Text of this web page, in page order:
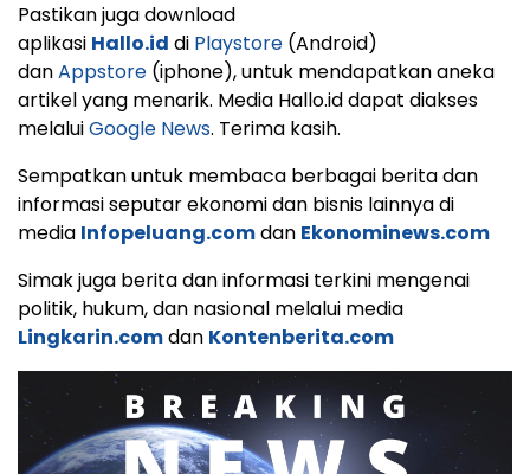
Pastikan juga download
aplikasi Hallo.id di Playstore (Android)
danAppstore (iphone), untuk mendapatkan aneka
artikel yang menarik. Media Hallo.id dapat diakses
melaluiGoogle News. Terima kasih.
Sempatkan untuk membaca berbagai berita dan
informasi seputar ekonomi dan bisnis lainnya di
media Infopeluang.comdan Ekonominews.com
Simak juga berita dan informasi terkini mengenai
politik, hukum, dan nasional melalui media
Lingkarin.comdan Kontenberita.com